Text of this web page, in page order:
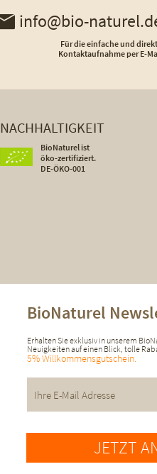
info@bio-
Für die einfache und
Kontaktaufnahme per E-
NACHHALTIGKEIT
BioNaturel ist
öko-zertifiziert.
DE-ÖKO-001
BioNaturel
Erhalten Sie exklusiv in unserem
Neuigkeiten auf einen Blick, tolle
5% Willkommensgutschein.
JETZT